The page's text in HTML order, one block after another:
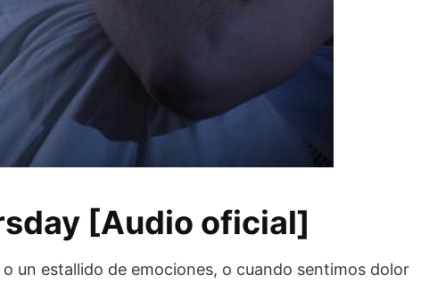
[Audio oficial]
un estallido de emociones, o cuando sentimos dolor